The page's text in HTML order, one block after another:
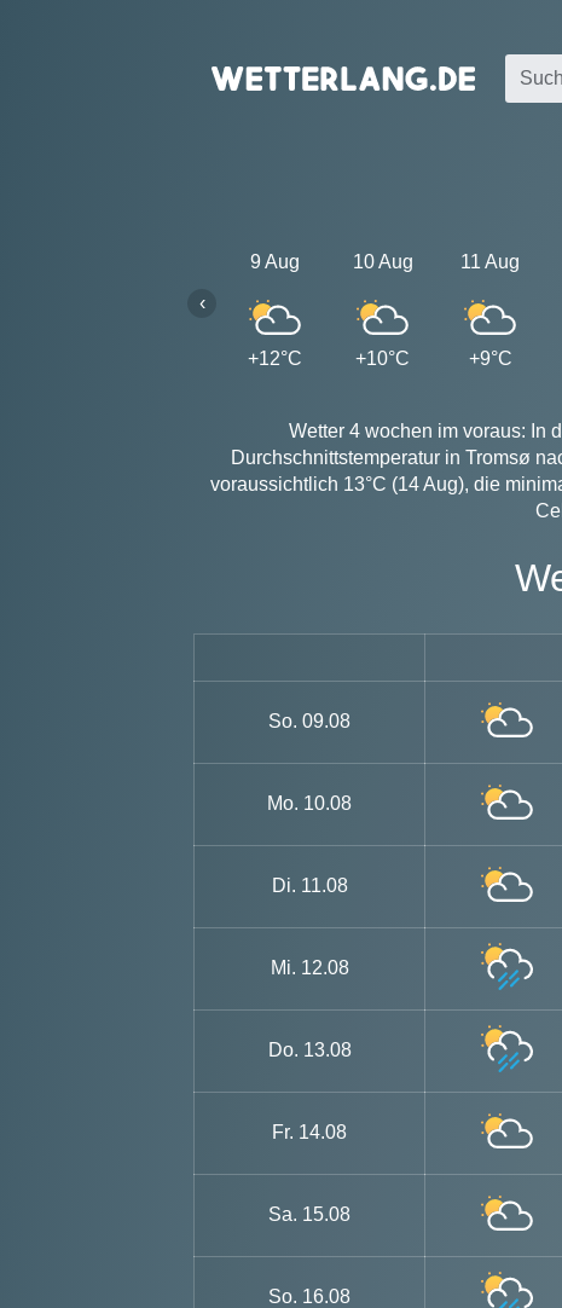
9 Aug
+12°C
10 Aug
+10°C
11 Aug
+9°C
‹
Wetter 4 wochen im voraus: In
Durchschnittstemperatur in Tromsø
voraussichtlich 13°C (14 Aug), die
So. 09.08
Mo. 10.08
Di. 11.08
Mi. 12.08
Do. 13.08
Fr. 14.08
Sa. 15.08
So. 16.08